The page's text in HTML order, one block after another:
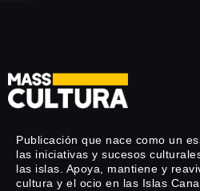
Publicación que nace como un
las iniciativas y sucesos
las islas. Apoya, mantiene y
cultura y el ocio en las Islas